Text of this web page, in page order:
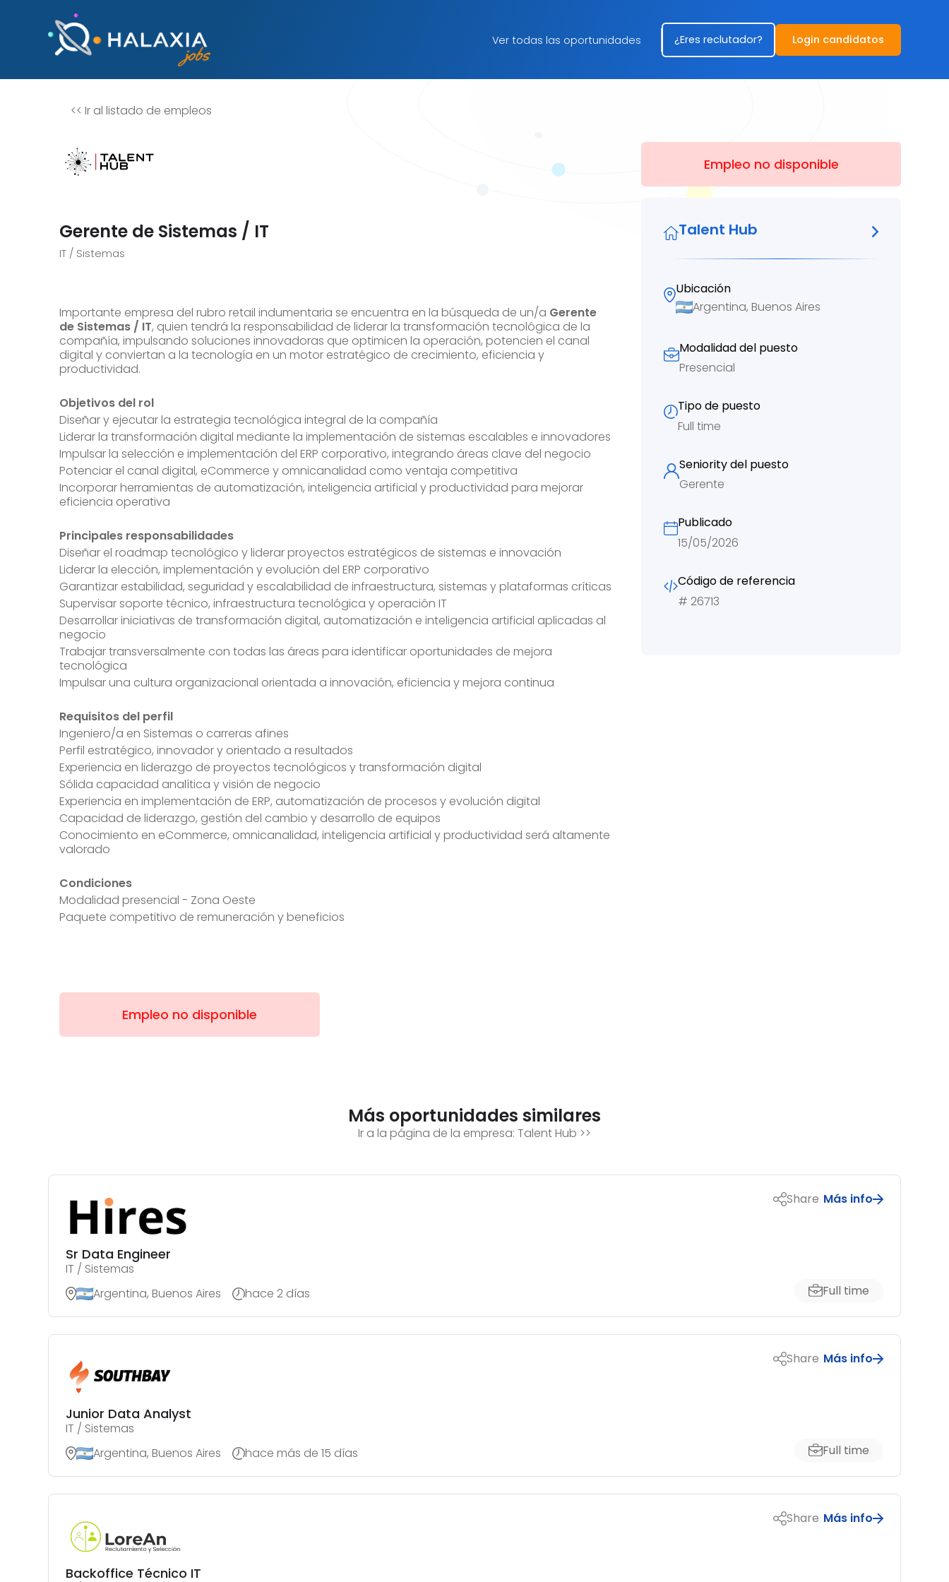
Ver todas las oportunidades ¿Eres reclutador? Login candidatos
<< Ir al listado de empleos
Gerente de Sistemas / IT
IT / Sistemas
Importante empresa del rubro retail indumentaria se encuentra en la búsqueda de un/a Gerente
de Sistemas / IT, quien tendrá la responsabilidad de liderar la transformación tecnológica de la
compañía, impulsando soluciones innovadoras que optimicen la operación, potencien el canal
digital y conviertan a la tecnología en un motor estratégico de crecimiento, eficiencia y
productividad.
Objetivos del rol
Diseñar y ejecutar la estrategia tecnológica integral de la compañía
Liderar la transformación digital mediante la implementación de sistemas escalables e innovadores
Impulsar la selección e implementación del ERP corporativo, integrando áreas clave del negocio
Potenciar el canal digital, eCommerce y omnicanalidad como ventaja competitiva
Incorporar herramientas de automatización, inteligencia artificial y productividad para mejorar
eficiencia operativa
Principales responsabilidades
Diseñar el roadmap tecnológico y liderar proyectos estratégicos de sistemas e innovación
Liderar la elección, implementación y evolución del ERP corporativo
Garantizar estabilidad, seguridad y escalabilidad de infraestructura, sistemas y plataformas críticas
Supervisar soporte técnico, infraestructura tecnológica y operación IT
Desarrollar iniciativas de transformación digital, automatización e inteligencia artificial aplicadas al
negocio
Trabajar transversalmente con todas las áreas para identificar oportunidades de mejora
tecnológica
Impulsar una cultura organizacional orientada a innovación, eficiencia y mejora continua
Requisitos del perfil
Ingeniero/a en Sistemas o carreras afines
Perfil estratégico, innovador y orientado a resultados
Experiencia en liderazgo de proyectos tecnológicos y transformación digital
Sólida capacidad analítica y visión de negocio
Experiencia en implementación de ERP, automatización de procesos y evolución digital
Capacidad de liderazgo, gestión del cambio y desarrollo de equipos
Conocimiento en eCommerce, omnicanalidad, inteligencia artificial y productividad será altamente
valorado
Condiciones
Modalidad presencial - Zona Oeste
Paquete competitivo de remuneración y beneficios
Empleo no disponible
Talent Hub
Ubicación
Argentina, Buenos Aires
Modalidad del puesto
Presencial
Tipo de puesto
Full time
Seniority del puesto
Gerente
Publicado
15/05/2026
Código de referencia
# 26713
Empleo no disponible
Más oportunidades similares
Ir a la página de la empresa: Talent Hub >>
Sr Data Engineer
IT / Sistemas
Argentina, Buenos Aires
hace 2 días
Share Más info
Full time
Junior Data Analyst
IT / Sistemas
Argentina, Buenos Aires
hace más de 15 días
Share Más info
Full time
Backoffice Técnico IT
Share Más info